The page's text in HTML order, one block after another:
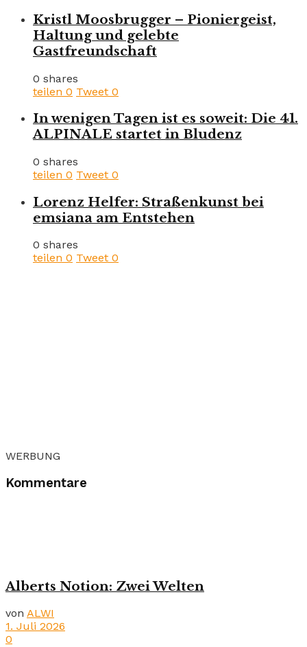
Kristl Moosbrugger – Pioniergeist,
Haltung und gelebte
Gastfreundschaft
0 shares
teilen 0 Tweet 0
In wenigen Tagen ist es soweit: Die 41.
ALPINALE startet in Bludenz
0 shares
teilen 0 Tweet 0
Lorenz Helfer: Straßenkunst bei
emsiana am Entstehen
0 shares
teilen 0 Tweet 0
WERBUNG
Kommentare
Alberts Notion: Zwei Welten
von ALWI
1. Juli 2026
0